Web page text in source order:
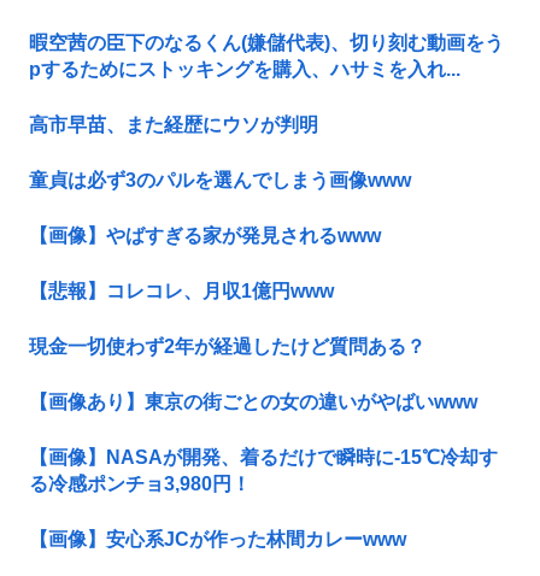
暇空茜の臣下のなるくん(嫌儲代表)、切り刻む動画をう
pするためにストッキングを購入、ハサミを入れ...
高市早苗、また経歴にウソが判明
童貞は必ず3のパルを選んでしまう画像www
【画像】やばすぎる家が発見されるwww
【悲報】コレコレ、月収1億円www
現金一切使わず2年が経過したけど質問ある？
【画像あり】東京の街ごとの女の違いがやばいwww
【画像】NASAが開発、着るだけで瞬時に-15℃冷却す
る冷感ポンチョ3,980円！
【画像】安心系JCが作った林間カレーwww